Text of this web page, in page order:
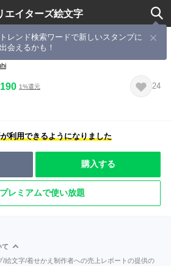
エイターズ絵文字
トレンド検索ワードで新しいスタンプに
出会えるかも！
ウサギと寒い冬
1%還元 24
利用できるようになりました
購入する
レミアムで使い放題
て
/絵文字/着せかえ制作者への売上レポートの提供の